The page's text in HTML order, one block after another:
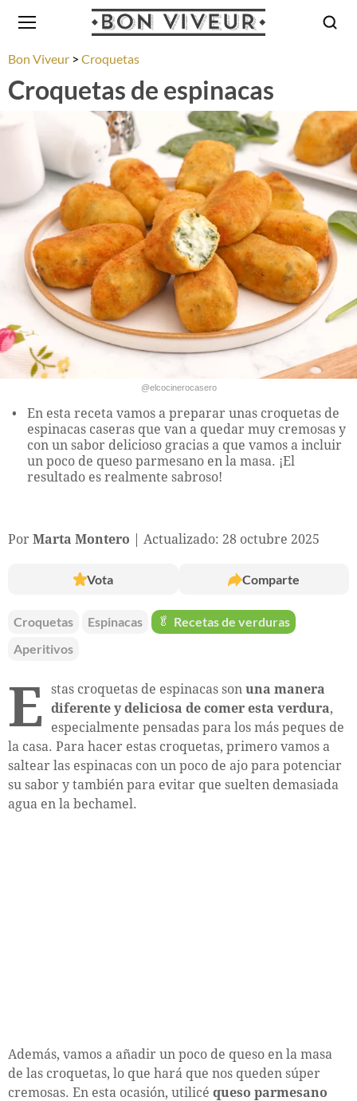
Bon Viveur Croquetas
Croquetas de espinacas
@elcocinerocasero
En esta receta vamos a preparar unas croquetas de
espinacas caseras que van a quedar muy cremosas y
con un sabor delicioso gracias a que vamos a incluir
un poco de queso parmesano en la masa. ¡El
resultado es realmente sabroso!
Por Marta Montero Actualizado: 28 octubre 2025
Vota Comparte
Croquetas Espinacas 🥬 Recetas de verduras
Aperitivos
E stas croquetas de espinacas son una manera
diferente y deliciosa de comer esta verdura,
especialmente pensadas para los más peques de
la casa. Para hacer estas croquetas, primero vamos a
saltear las espinacas con un poco de ajo para potenciar
su sabor y también para evitar que suelten demasiada
agua en la bechamel.
Además, vamos a añadir un poco de queso en la masa
de las croquetas, lo que hará que nos queden súper
cremosas. En esta ocasión, utilicé queso parmesano